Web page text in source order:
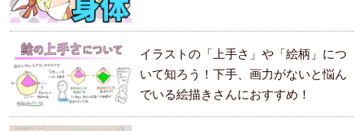
イラストの「上手さ」や「絵柄」につ
いて知ろう！下手、画力がないと悩ん
でいる絵描きさんにおすすめ！